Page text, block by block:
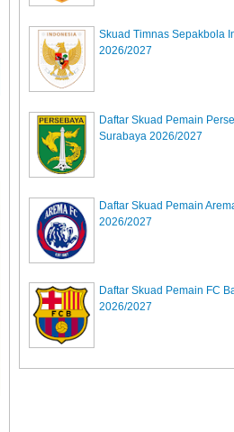
Skuad Timnas Sepakbola
2026/2027
Daftar Skuad Pemain
Surabaya 2026/2027
Daftar Skuad Pemain
2026/2027
Daftar Skuad Pemain FC
2026/2027